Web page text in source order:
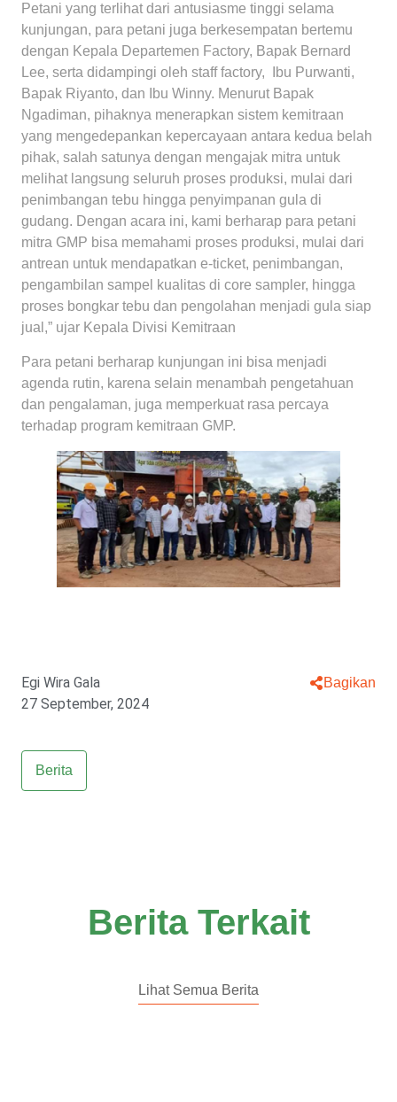
Petani yang terlihat dari antusiasme tinggi selama
kunjungan, para petani juga berkesempatan bertemu
dengan Kepala Departemen Factory, Bapak Bernard
Lee, serta didampingi oleh staff factory, Ibu Purwanti,
Bapak Riyanto, dan Ibu Winny. Menurut Bapak
Ngadiman, pihaknya menerapkan sistem kemitraan
yang mengedepankan kepercayaan antara kedua belah
pihak, salah satunya dengan mengajak mitra untuk
melihat langsung seluruh proses produksi, mulai dari
penimbangan tebu hingga penyimpanan gula di
gudang. Dengan acara ini, kami berharap para petani
mitra GMP bisa memahami proses produksi, mulai dari
antrean untuk mendapatkan e-ticket, penimbangan,
pengambilan sampel kualitas di core sampler, hingga
proses bongkar tebu dan pengolahan menjadi gula siap
jual,” ujar Kepala Divisi Kemitraan
Para petani berharap kunjungan ini bisa menjadi
agenda rutin, karena selain menambah pengetahuan
dan pengalaman, juga memperkuat rasa percaya
terhadap program kemitraan GMP.
Egi Wira Gala
27 September, 2024
Berita
Bagikan
Berita Terkait
Lihat Semua Berita